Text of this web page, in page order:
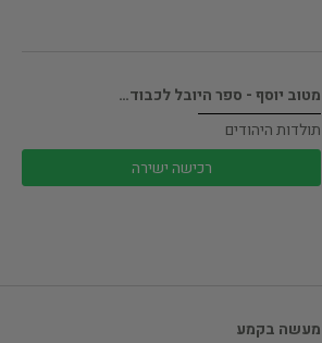
מטוב יוסף - ספר היובל לכבוד…
תולדות היהודים
רכישה ישירה
מעשה בקמע